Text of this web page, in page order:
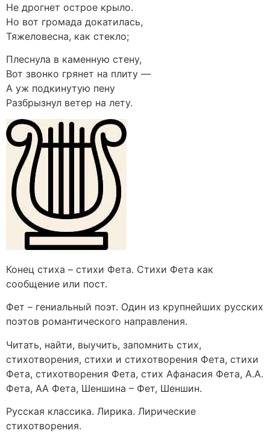
Не дрогнет острое крыло.
Но вот громада докатилась,
Тяжеловесна, как стекло;
Плеснула в каменную стену,
Вот звонко грянет на плиту —
А уж подкинутую пену
Разбрызнул ветер на лету.
Конец стиха – стихи Фета. Стихи Фета как
сообщение или пост.
Фет – гениальный поэт. Один из крупнейших русских
поэтов романтического направления.
Читать, найти, выучить, запомнить стих,
стихотворения, стихи и стихотворения Фета, стихи
Фета, стихотворения Фета, стих Афанасия Фета, А.А.
Фета, АА Фета, Шеншина – Фет, Шеншин.
Русская классика. Лирика. Лирические
стихотворения.